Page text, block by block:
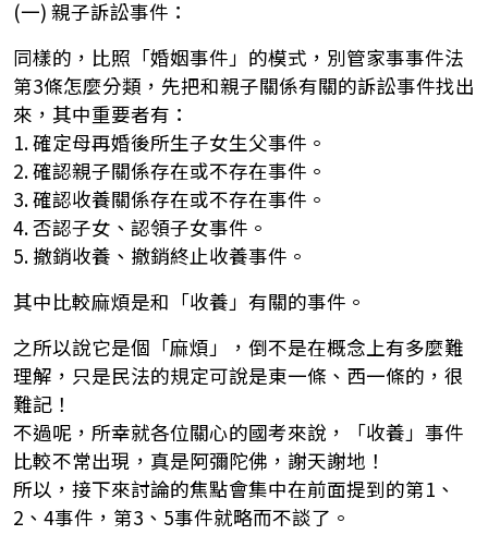
(一) 親子訴訟事件：
同樣的，比照「婚姻事件」的模式，別管家事事件法
第3條怎麼分類，先把和親子關係有關的訴訟事件找出
來，其中重要者有：
1. 確定母再婚後所生子女生父事件。
2. 確認親子關係存在或不存在事件。
3. 確認收養關係存在或不存在事件。
4. 否認子女、認領子女事件。
5. 撤銷收養、撤銷終止收養事件。
其中比較麻煩是和「收養」有關的事件。
之所以說它是個「麻煩」，倒不是在概念上有多麼難
理解，只是民法的規定可說是東一條、西一條的，很
難記！
不過呢，所幸就各位關心的國考來說，「收養」事件
比較不常出現，真是阿彌陀佛，謝天謝地！
所以，接下來討論的焦點會集中在前面提到的第1、
2、4事件，第3、5事件就略而不談了。